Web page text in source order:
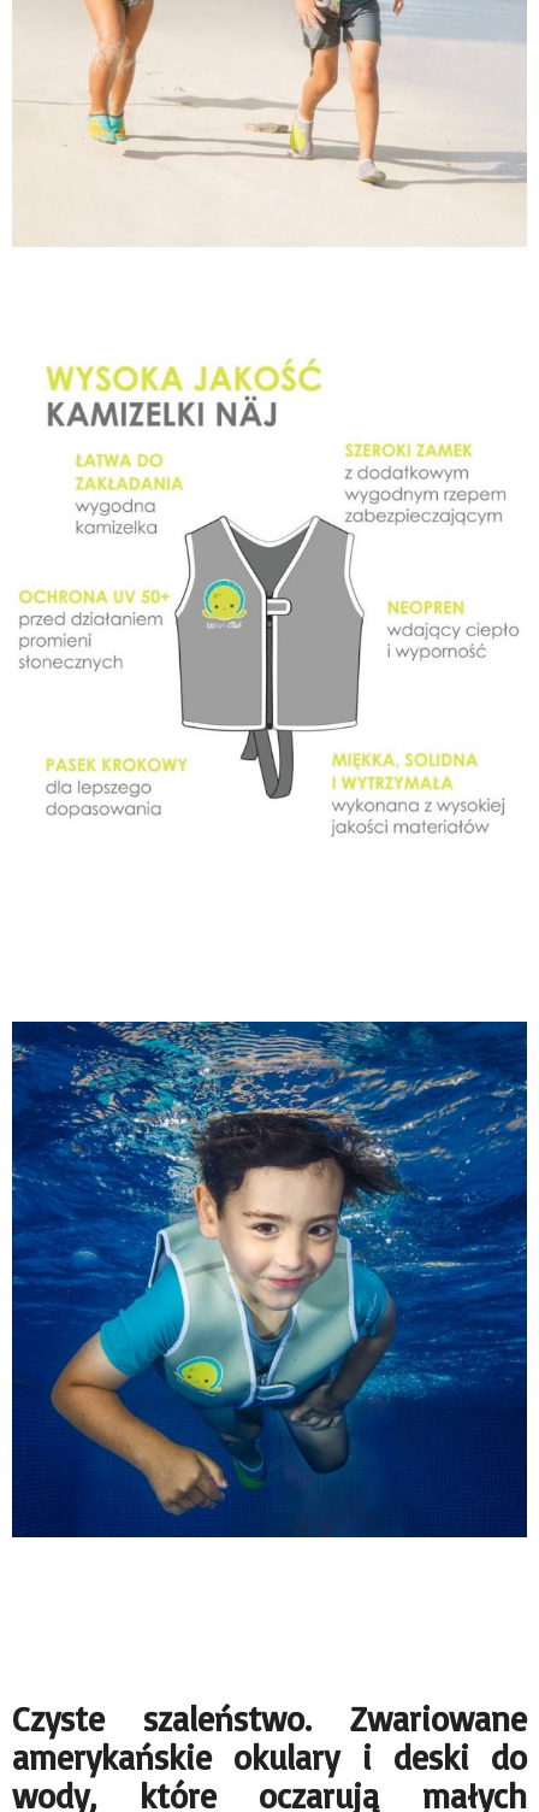
Czyste szaleństwo. Zwariowane
amerykańskie okulary i deski do
wody, które oczarują małych